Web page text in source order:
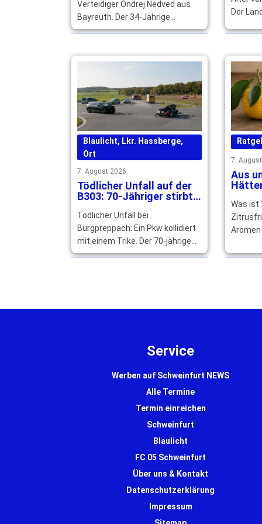
Verteidiger Ondrej Nedved aus
Bayreuth. Der 34-Jährige
unterschreibt beim ERV
zwei Spielzeiten. … mehr
Der
Blaulicht, Lkr. Hassberge,
Ort
7. August 2026
Tödlicher Unfall auf der
B303: 70-Jähriger stirbt
Tödlicher Unfall bei
Burgpreppach: Ein Pkw kollidiert
mit einem Trike. Der 70-jährige
Fahrer stirbt, sein 14-jähriger
7.
Aus
Was ist
Service
Werben auf Schweinfurt NEWS
Alle Termine
Termin einreichen
Schweinfurt
Blaulicht
FC 05 Schweinfurt
Über uns & Kontakt
Datenschutzerklärung
Impressum